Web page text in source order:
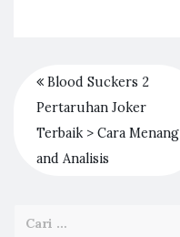
Blood Suckers 2
Pertaruhan Joker
Terbaik > Cara Menang
and Analisis